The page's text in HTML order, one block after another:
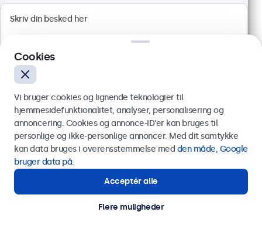
4.499,00 kr.
Send
Eller ring til os på
Kontakt vores specialister.
Cookies
Vi bruger cookies og lignende teknologier til
hjemmesidefunktionalitet, analyser, personalisering og
annoncering. Cookies og annonce-ID’er kan bruges til
personlige og ikke-personlige annoncer. Med dit samtykke
kan data bruges i overensstemmelse med den måde, Google
bruger data på.
Acceptér alle
Flere muligheder